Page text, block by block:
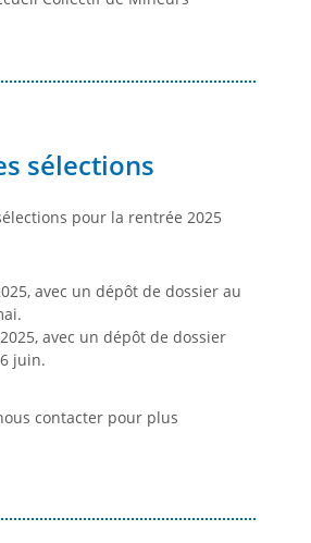
sélections
pour la rentrée 2025
avec un dépôt de dossier au
avec un dépôt de dossier
juin.
contacter pour plus